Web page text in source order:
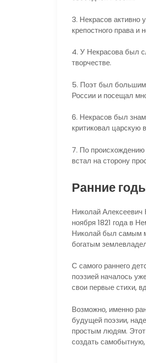
3. Некрасов активно
крепостного права и
4. У Некрасова был
творчестве.
5. Поэт был
России и посещал
6. Некрасов был
критиковал царскую
7. По происхождению
встал на сторону
Ранние
Николай Алексеевич
ноября 1821 года в
Николай был самым
богатым
С самого раннего
поэзией началось
свои первые стихи,
Возможно, именно
будущей поэзии,
простым людям. Этот
создать